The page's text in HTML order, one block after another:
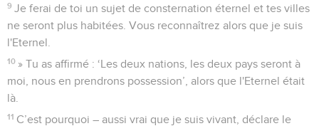
9 Je ferai de toi un sujet de consternation éternel et tes villes
ne seront plus habitées. Vous reconnaîtrez alors que je suis
l'Eternel.
10 » Tu as affirmé : ‘Les deux nations, les deux pays seront à
moi, nous en prendrons possession’, alors que l'Eternel était
là.
11 C’est pourquoi – aussi vrai que je suis vivant, déclare le